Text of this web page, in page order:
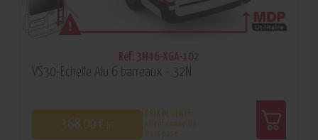
Réf: 3M46-XGA-102
VS30-Echelle Alu 6 barreaux - 32N
368,00 € HT
PRIX DE VENTE
client conseillé
Hors pose